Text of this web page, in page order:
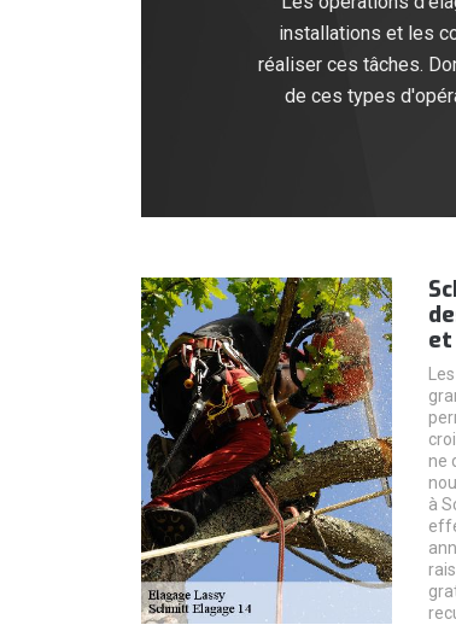
installations et les
réaliser ces tâches.
de ces types
et
ne
à